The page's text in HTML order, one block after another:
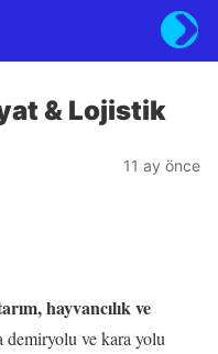
& Lojistik
11 ay önce
hayvancılık ve
demiryolu ve kara yolu